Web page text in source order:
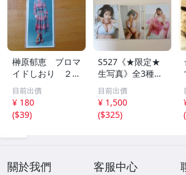
榊原郁恵 ブロマ
イドしおり ２枚
組 レトロ 送料
１１０円 未開封
目前出價
¥ 180
($39)
S527《★限定★
生写真》全3種セ
ット【井口裕香】
FLASH（フラッシ
ュ）2026年8月18
日・25日合併号
目前出價
¥ 1,500
($325)
(
關於我們 客服中心